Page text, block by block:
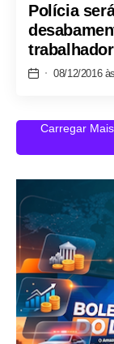
Polícia
08/12/2016
Carregar Mais